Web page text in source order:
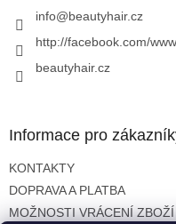
info@beautyhair.cz
http://facebook.com/
beautyhair.cz
Informace pro
KONTAKTY
DOPRAVA A PLATBA
MOŽNOSTI VRÁCENÍ ZBOŽÍ